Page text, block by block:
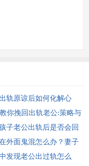
轨原谅后如何化解心
完美解决
你挽回出轨老公:策略与
双重攻势
子老公出轨后是否会回
办法帮你挽回
外面鬼混怎么办？妻子
直接搞定
发现老公出过轨怎么